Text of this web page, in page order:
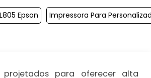
Epson Impressora Para
projetados para oferecer alta